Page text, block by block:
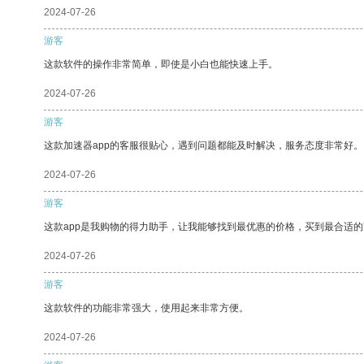
2024-07-26
游客
这款软件的操作非常简单，即使是小白也能快速上手。
2024-07-26
游客
这款加速器app的客服很贴心，遇到问题都能及时解决，服务态度非常好。
2024-07-26
游客
这款app是我购物的得力助手，让我能够找到最优惠的价格，买到最合适
2024-07-26
游客
这款软件的功能非常强大，使用起来非常方便。
2024-07-26